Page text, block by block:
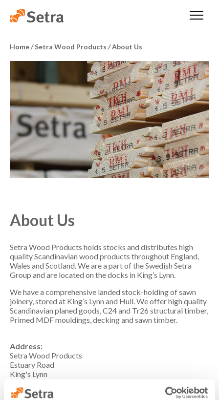
Home/Setra Wood Products /About Us
About Us
Setra Wood Products holds stocks and distributes high
quality Scandinavian wood products throughout England,
Wales and Scotland. We are a part of the Swedish Setra
Group and are located on the docks in King’s Lynn.
We have a comprehensive landed stock-holding of sawn
joinery, stored at King’s Lynn and Hull. We offer high quality
Scandinavian planed goods, C24 and Tr26 structural timber,
Primed MDF mouldings, decking and sawn timber.
Address:
Setra Wood Products
Estuary Road
King's Lynn